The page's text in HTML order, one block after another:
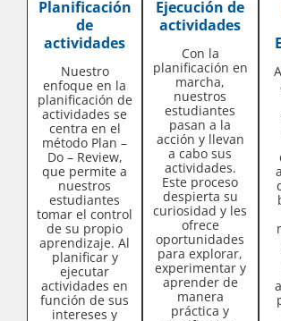
Planificación
de
actividades
Nuestro
enfoque en la
planificación de
actividades se
centra en el
método Plan –
Do – Review,
que permite a
nuestros
estudiantes
tomar el control
de su propio
aprendizaje. Al
planificar y
ejecutar
actividades en
función de sus
intereses y
Ejecución de
actividades
Con la
planificación en
marcha,
nuestros
estudiantes
pasan a la
acción y llevan
a cabo sus
actividades.
Este proceso
despierta su
curiosidad y les
ofrece
oportunidades
para explorar,
experimentar y
aprender de
manera
práctica y